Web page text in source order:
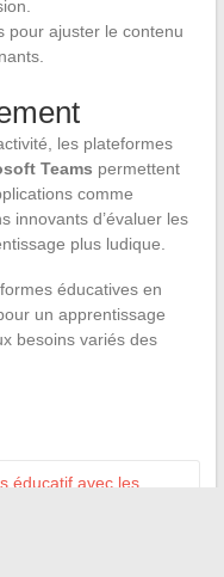
pour ajuster le contenu
les plateformes
Teams permettent
comme
innovants d’évaluer les
plus ludique.
éducatives en
un apprentissage
besoins variés des
éducatif avec les